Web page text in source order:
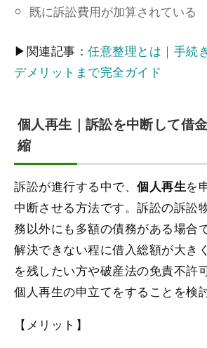
既に訴訟費用が加算されている
▶関連記事：任意整理とは｜手続
デメリットまで完全ガイド
個人再生｜訴訟を中断して借
縮
訴訟が進行する中で、個人再生を
中断させる方法です。訴訟の訴訟
務以外にも多額の債務がある場合
解決できない程に借入総額が大き
を残したい方や破産法の免責不許
個人再生の申立てをすることを検
【メリット】